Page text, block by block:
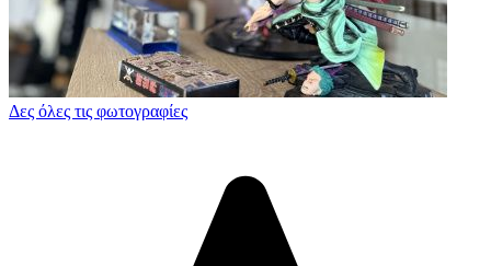
Δες όλες τις φωτογραφίες